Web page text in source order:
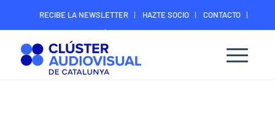
RECIBE LA NEWSLETTER HAZTE SOCIO
CONTACTO
ÁREA DIGITAL SOCIOS